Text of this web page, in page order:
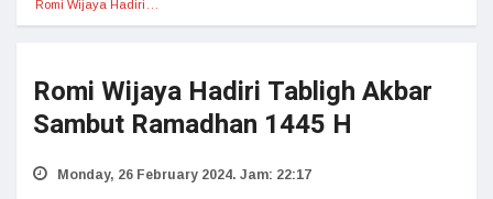
Romi Wijaya Hadiri…
Romi Wijaya Hadiri Tabligh Akbar
Sambut Ramadhan 1445 H
Monday, 26 February 2024. Jam: 22:17